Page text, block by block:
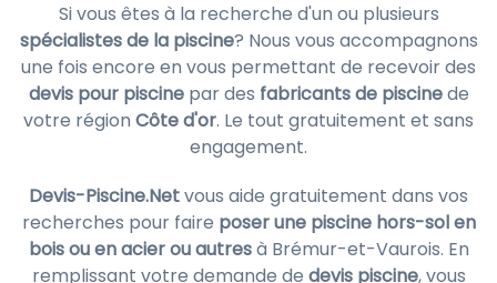
Si vous êtes à la recherche d'un ou plusieurs
spécialistes de la piscine? Nous vous accompagnons
une fois encore en vous permettant de recevoir des
devis pour piscinepar des fabricants de piscinede
votre région Côte d'or. Le tout gratuitement et sans
engagement.
Devis-Piscine.Netvous aide gratuitement dans vos
recherches pour faire poser une piscine hors-sol en
bois ou en acier ou autresà Brémur-et-Vaurois. En
remplissant votre demande de devis piscine, vous